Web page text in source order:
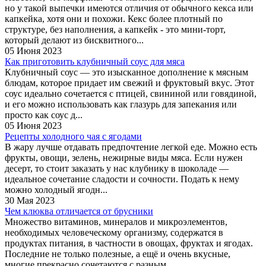
но у такой выпечки имеются отличия от обычного кекса или
капкейка, хотя они и похожи. Кекс более плотный по
структуре, без наполнения, а капкейк - это мини-торт,
который делают из бисквитного...
05 Июня 2023
Как приготовить клубничный соус для мяса
Клубничный соус — это изысканное дополнение к мясным
блюдам, которое придает им свежий и фруктовый вкус. Этот
соус идеально сочетается с птицей, свининой или говядиной,
и его можно использовать как глазурь для запекания или
просто как соус д...
05 Июня 2023
Рецепты холодного чая с ягодами
В жару лучше отдавать предпочтение легкой еде. Можно есть
фрукты, овощи, зелень, нежирные виды мяса. Если нужен
десерт, то стоит заказать у нас клубнику в шоколаде —
идеальное сочетание сладости и сочности. Подать к нему
можно холодный ягодн...
30 Мая 2023
Чем клюква отличается от брусники
Множество витаминов, минералов и микроэлементов,
необходимых человеческому организму, содержатся в
продуктах питания, в частности в овощах, фруктах и ягодах.
Последние не только полезные, а ещё и очень вкусные,